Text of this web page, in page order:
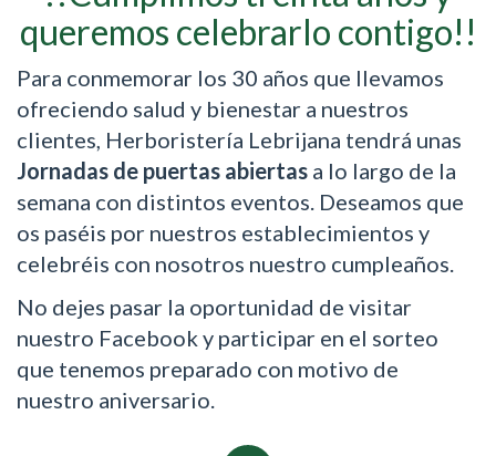
queremos celebrarlo contigo!!
Para conmemorar los 30 años que llevamos
ofreciendo salud y bienestar a nuestros
clientes, Herboristería Lebrijana tendrá unas
Jornadas de puertas abiertas a lo largo de la
semana con distintos eventos. Deseamos que
os paséis por nuestros establecimientos y
celebréis con nosotros nuestro cumpleaños.
No dejes pasar la oportunidad de visitar
nuestro Facebook y participar en el sorteo
que tenemos preparado con motivo de
nuestro aniversario.